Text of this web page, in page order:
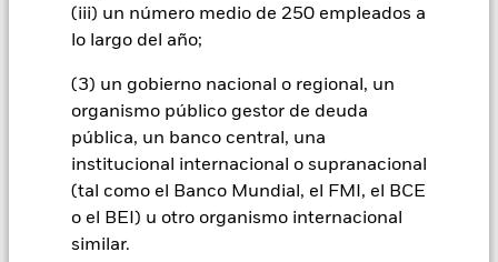
(iii) un número medio de 250 empleados a
lo largo del año;
(3) un gobierno nacional o regional, un
organismo público gestor de deuda
pública, un banco central, una
institucional internacional o supranacional
(tal como el Banco Mundial, el FMI, el BCE
o el BEI) u otro organismo internacional
similar.
ESG. Por consiguiente, los inversores deberán realizar una
evaluación ética personal del filtro ESG del Fondo antes de
invertir en este. Este filtro ESG podría afectar negativamente
al valor de las inversiones del Fondo si se compara con un
fondo sin dicho filtro.
Todas las clases de acciones con cobertura de divisas de este
fondo utilizan derivados para cubrir el riesgo de divisas. El
uso de derivados para una clase de acciones podría conllevar
un posible riesgo de contagio (también denominado «spill-
over») a otras clases de acciones del fondo. La sociedad
gestora del fondo se asegurará de que se dispone de los